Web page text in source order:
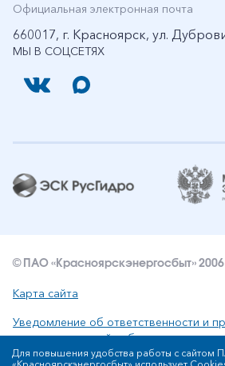
МЫ В СОЦСЕТЯХ
Официальная электронная почта
660017, г. Красноярск, ул.
© ПАО «Красноярскэнергосбыт»
Карта сайта
Уведомление об ответственности и
интеллектуальной собственности
Для повышения удобства работы с сайтом